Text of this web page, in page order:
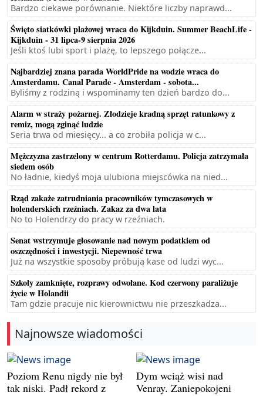
Bardzo ciekawe porównanie. Niektóre liczby naprawd...
Święto siatkówki plażowej wraca do Kijkduin. Summer BeachLife -
Kijkduin - 31 lipca-9 sierpnia 2026
Jeśli ktoś lubi sport i plażę, to lepszego połącze...
Najbardziej znana parada WorldPride na wodzie wraca do
Amsterdamu. Canal Parade - Amsterdam - sobota...
Byliśmy z rodziną i wspominamy ten dzień bardzo do...
Alarm w straży pożarnej. Złodzieje kradną sprzęt ratunkowy z
remiz, mogą zginąć ludzie
Seria trwa od miesięcy... a co zrobiła policja w c...
Mężczyzna zastrzelony w centrum Rotterdamu. Policja zatrzymała
siedem osób
No ładnie, kiedyś moja ulubiona miejscówka na nied...
Rząd zakaże zatrudniania pracowników tymczasowych w
holenderskich rzeźniach. Zakaz za dwa lata
No to Holendrzy do pracy w rzeźniach.
Senat wstrzymuje głosowanie nad nowym podatkiem od
oszczędności i inwestycji. Niepewność trwa
Już na wszystkie sposoby próbują kase od ludzi wyc...
Szkoły zamknięte, rozprawy odwołane. Kod czerwony paraliżuje
życie w Holandii
Tam gdzie pracuje nic kierownictwu nie przeszkadza...
Najnowsze wiadomości
Poziom Renu nigdy nie był
tak niski. Padł rekord z
Dym wciąż wisi nad
Venray. Zaniepokojeni